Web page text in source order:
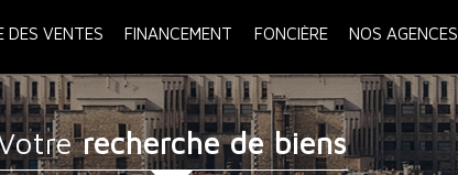
DES VENTES FINANCEMENT FONCIÈRE NOS AGENCES
votrerecherche de biens